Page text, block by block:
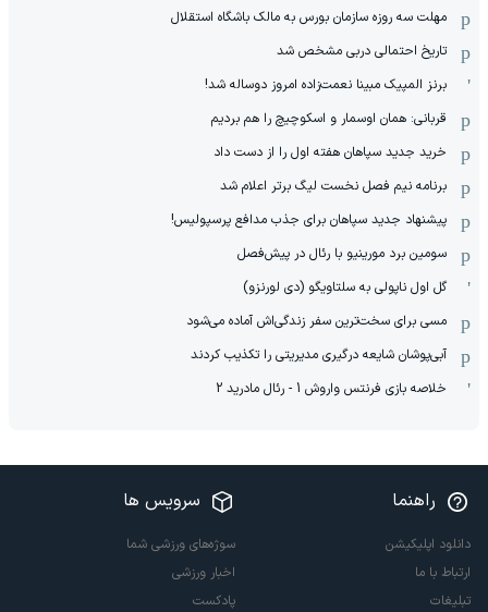
مهلت سه روزه سازمان بورس به مالک باشگاه استقلال
تاریخ احتمالی دربی مشخص شد
برنز المپیک مبینا نعمت‌زاده امروز دوساله شد!
قربانی: همان اوسمار و اسکوچیچ را هم بردیم
خرید جدید سپاهان هفته اول را از دست داد
برنامه نیم فصل نخست لیگ برتر اعلام شد
پیشنهاد جدید سپاهان برای جذب مدافع پرسپولیس!
سومین برد مورینیو با رئال در پیش‌فصل
گل اول ناپولی به سلتاویگو (دی لورنزو)
مسی برای سخت‌ترین سفر زندگی‌اش آماده می‌شود
آبی‌پوشان شایعه درگیری مدیریتی را تکذیب کردند
خلاصه بازی فرنتس واروش 1 - رئال مادرید 2
راهنما
دانلود اپلیکیشن
ارتباط با ما
تبلیغات
سرویس ها
سوژه‌های ورزشی شما
اخبار ورزشی
پادکست